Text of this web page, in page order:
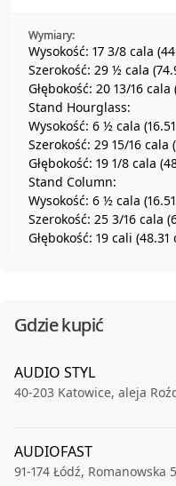
Wymiary:
Wysokość: 17 3/8 cala
Szerokość: 29 ½ cala
Głębokość: 20 13/16
Stand Hourglass:
Wysokość: 6 ½ cala
Szerokość: 29 15/16 cala
Głębokość: 19 1/8 cala
Stand Column:
Wysokość: 6 ½ cala
Szerokość: 25 3/16 cala
Głębokość: 19 cali (48.31
Gdzie kupić
AUDIO STYL
40-203 Katowice, aleja
AUDIOFAST
91-174 Łódź, Romanowska